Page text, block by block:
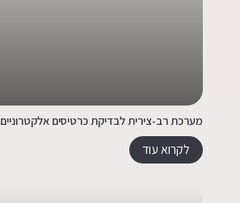
מערכת רב-צירית לבדיקת כרטיסים אלקטרוניים
לקרוא עוד